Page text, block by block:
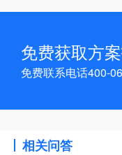
免费获取方
免费联系电话400-
相关问答